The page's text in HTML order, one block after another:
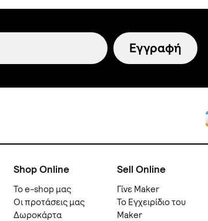
Εγγραφή
Shop Online
Το e-shop μας
Οι προτάσεις μας
Δωροκάρτα
Sell Online
Γίνε Maker
Το Εγχειρίδιο του
Maker